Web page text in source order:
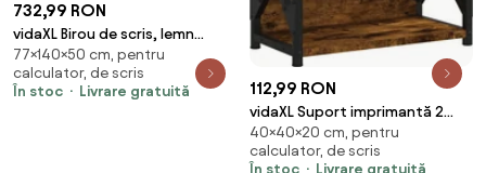
732,99 RON
vidaXL Birou de scris, lemn
prelucrat, 140x50x77 cm, lemn
prelucrat
77×140×50 cm, pentru
calculator, de scris
În stoc
Livrare gratuită 112,99 RON
vidaXL Suport imprimantă 2
niveluri stejar fumuriu
40x20x40 cm lemn
40×40×20 cm, pentru
calculator, de scris
În stoc
Livrare gratuită